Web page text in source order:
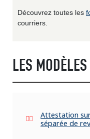
Découvrez toutes les
courriers.
LES
Attestation
séparée de